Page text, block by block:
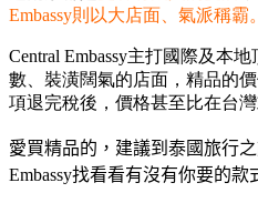
Embassy則以大店面、氣派稱霸。
Central Embassy主打國際及本
數、裝潢闊氣的店面，精品的
項退完稅後，價格甚至比在台灣
愛買精品的，建議到泰國旅行
Embassy找看看有沒有你要的款